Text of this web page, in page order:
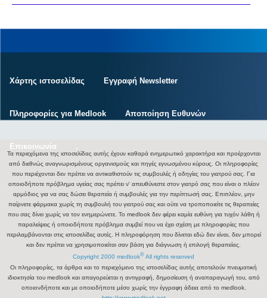
Χάρτης ιστοσελίδας Εγγραφή Newsletter
Πληροφορίες για Medlook Αποποίηση Ευθυνών
Επικοινωνία .
Τα περιεχόμενα της ιστοσελίδας αυτής έχουν καθαρά ενημερωτικό χαρακτήρα και προέρχονται
από διεθνώς αναγνωρισμένους οργανισμούς και πηγές εγνωσμένου κύρους. Οι πληροφορίες
που περιέχονται δεν πρέπει να αντικαθιστούν τις συμβουλές ή οδηγίες του γιατρού σας. Για
οποιοδήποτε πρόβλημα υγείας σας πρέπει ν' απευθύνεστε στον γιατρό σας που είναι ο πλέον
αρμόδιος για να σας δώσει θεραπεία ή συμβουλές για την περίπτωσή σας. Επιπλέον, μην
παίρνετε φάρμακα χωρίς τη συμβουλή του γιατρού σας και ούτε να τροποποιείτε τις θεραπείες
που σας δίνει χωρίς να τον ενημερώνετε. Το medlook δεν φέρει καμία ευθύνη για τυχόν λάθη ή
παραλείψεις ή οποιοδήποτε πρόβλημα συμβεί που να έχει σχέση με πληροφορίες που
περιλαμβάνονται στις ιστοσελίδες αυτές. Η πληροφόρηση που δίνεται εδώ δεν είναι, δεν μπορεί
και δεν πρέπει να χρησιμοποιείται σαν βάση για διάγνωση ή επιλογή θεραπείας.
Copyright 2000 medlook® All rights reserved
Οι πληροφορίες, τα άρθρα και το περιεχόμενο της ιστοσελίδας αυτής αποτελούν πνευματική
ιδιοκτησία του medlook και απαγορεύεται η αντιγραφή, δημοσίευση ή αναπαραγωγή του, από
οποιονδήποτε και με οποιοδήποτε μέσο χωρίς την έγγραφη άδεια από το medlook.